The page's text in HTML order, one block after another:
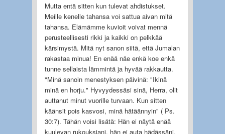
Mutta entä sitten kun tulevat ahdistukset.
Meille kenelle tahansa voi sattua aivan mitä
tahansa. Elämämme kuvioit voivat mennä
perusteellisesti rikki ja kaikki on pelkkää
kärsimystä. Mitä nyt sanon siitä, että Jumalan
rakastaa minua! En enää näe enkä koe enkä
tunne sellaista lämmintä ja hyvää rakkautta.
"Minä sanoin menestyksen päivinä: "Ikinä
minä en horju." Hyvyydessäsi sinä, Herra, olit
auttanut minut vuorille turvaan. Kun sitten
käänsit pois kasvosi, minä hätäännyin" ( Ps.
30:7). Tähän voisi lisätä: Hän ei näytä enää
kuulevan rukouksiani, hän ei auta hädässäni.